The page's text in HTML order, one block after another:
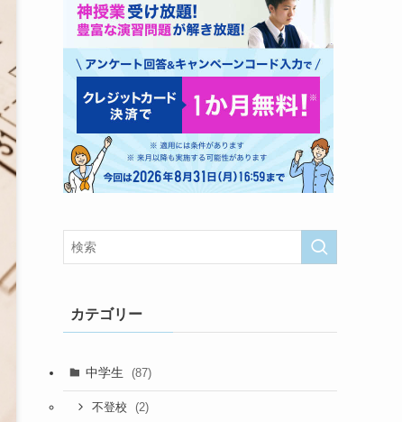
カテゴリー
中学生 (87)
不登校 (2)